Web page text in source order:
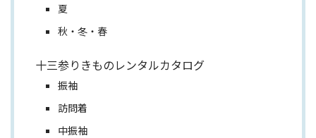
夏
秋・冬・春
十三参りきものレンタルカタログ
振袖
訪問着
中振袖